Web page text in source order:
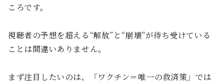
ころです。
視聴者の予想を超える“解放”と“崩壊”が待ち受けている
ことは間違いありません。
まず注目したいのは、「ワクチン＝唯一の救済策」では